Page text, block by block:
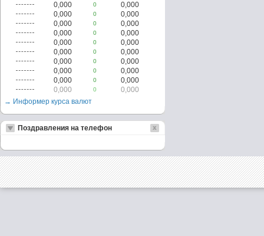
0,000
0
0,000
0,000
0
0,000
0,000
0
0,000
0,000
0
0,000
0,000
0
0,000
0,000
0
0,000
0,000
0
0,000
0,000
0
0,000
0,000
0
0,000
0,000
0
0,000
→ Информер курса валют
Поздравления на телефон